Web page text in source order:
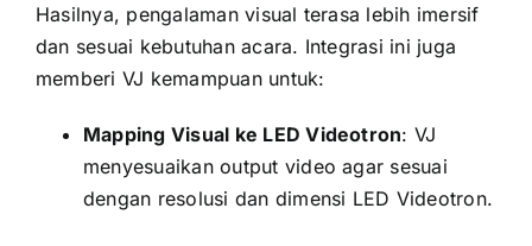
Hasilnya, pengalaman visual terasa lebih imersif
dan sesuai kebutuhan acara. Integrasi ini juga
memberi VJ kemampuan untuk:
Mapping Visual ke LED Videotron: VJ
menyesuaikan output video agar sesuai
dengan resolusi dan dimensi LED Videotron.